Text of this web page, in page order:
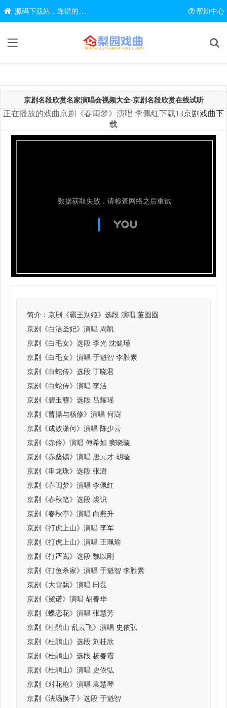
源码下载站，靠谱的源码在线下载网站 帮助中心
京剧名段欣赏名家演唱会视频大全-京剧名段欣赏在线试听
正在播放的戏曲京剧《春闺梦》演唱 李佩红下载13京剧戏曲下
载
简介： 京剧《霸王别姬》选段 演唱 董圆圆
京剧《白洁圣妃》演唱 周凯
京剧《白毛女》选段 李光 沈健瑾
京剧《白毛女》演唱 于魁智 李胜素
京剧《白蛇传》选段 丁晓君
京剧《白蛇传》演唱 李洁
京剧《碧玉簪》选段 吕耀瑶
京剧《曹操与杨修》演唱 何澍
京剧《成败潇何》演唱 陈少云
京剧《赤伶》演唱 傅希如 窦晓璇
京剧《赤桑镇》演唱 唐元才 胡璇
京剧《串龙珠》选段 张澍
京剧《春闺梦》演唱 李佩红
京剧《春秋笔》选段 裘识
京剧《春秋亭》演唱 白燕升
京剧《打虎上山》演唱 李军
京剧《打虎上山》演唱 王珮瑜
京剧《打严嵩》选段 魏以刚
京剧《打鱼杀家》演唱 于魁智 李胜素
京剧《大雪飘》演唱 田磊
京剧《黛诺》演唱 胡春华
京剧《蝶恋花》演唱 张慧芳
京剧《杜鹃山 乱云飞》演唱 史依弘
京剧《杜鹃山》选段 刘桂欣
京剧《杜鹃山》选段 杨春霞
京剧《杜鹃山》演唱 史依弘
京剧《对花枪》演唱 袁慧琴
京剧《法场换子》选段 于魁智